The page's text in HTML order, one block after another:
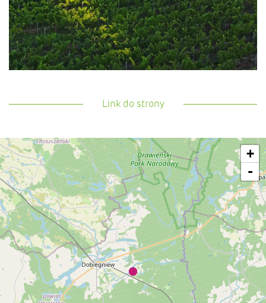
Link do strony
+
-